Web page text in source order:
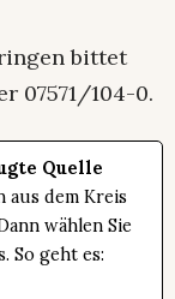
bittet
07571/104-0.
Quelle
aus dem Kreis
wählen Sie
So geht es: